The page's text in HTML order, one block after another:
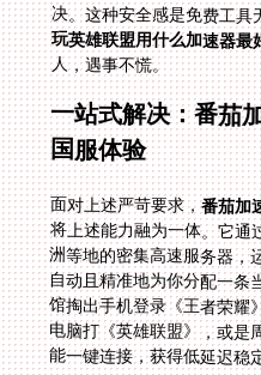
决。这种安全感是免费工
玩英雄联盟用什么加速器最
人，遇事不慌。
一站式解决：番茄
国服体验
面对上述严苛要求，番茄加
能一键连接，获得低延迟稳